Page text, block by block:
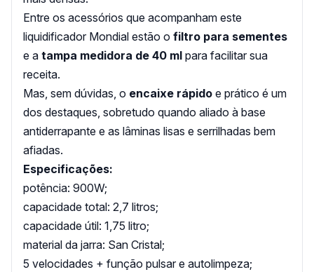
Entre os acessórios que acompanham este
liquidificador Mondial estão o filtro para sementes
e a tampa medidora de 40 ml para facilitar sua
receita.
Mas, sem dúvidas, o encaixe rápido e prático é um
dos destaques, sobretudo quando aliado à base
antiderrapante e as lâminas lisas e serrilhadas bem
afiadas.
Especificações:
potência: 900W;
capacidade total: 2,7 litros;
capacidade útil: 1,75 litro;
material da jarra: San Cristal;
5 velocidades + função pulsar e autolimpeza;